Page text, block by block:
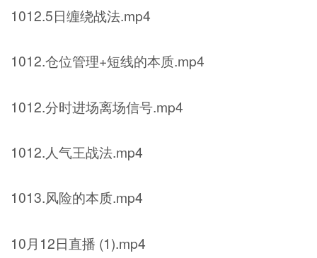
1012.5日缠绕战法.mp4
1012.仓位管理+短线的本质.mp4
1012.分时进场离场信号.mp4
1012.人气王战法.mp4
1013.风险的本质.mp4
10月12日直播 (1).mp4